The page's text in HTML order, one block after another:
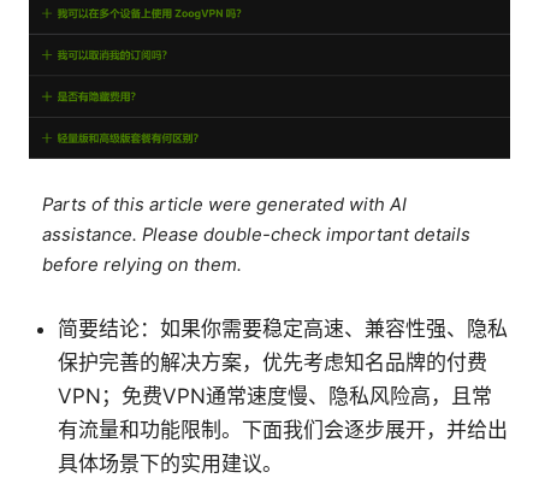
Parts of this article were generated with AI
assistance. Please double-check important details
before relying on them.
简要结论：如果你需要稳定高速、兼容性强、隐私
保护完善的解决方案，优先考虑知名品牌的付费
VPN；免费VPN通常速度慢、隐私风险高，且常
有流量和功能限制。下面我们会逐步展开，并给出
具体场景下的实用建议。